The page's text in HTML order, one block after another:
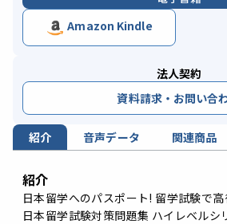
Amazon Kindle
法人契約
資料請求・お問い合
紹介 音声データ 関連商品
紹介
日本留学へのパスポート! 留学試験で
日本留学試験対策問題集 ハイレベルシ